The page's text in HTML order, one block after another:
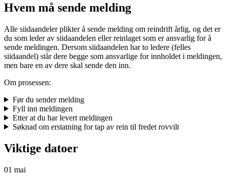
Hvem må sende melding
Alle siidaandeler plikter å sende melding om reindrift årlig, og det er
du som leder av siidaandelen eller reinlaget som er ansvarlig for å
sende meldingen. Dersom siidaandelen har to ledere (felles
siidaandel) står dere begge som ansvarlige for innholdet i meldingen,
men bare en av dere skal sende den inn.
Om prosessen:
Før du sender melding
Fyll inn meldingen
Etter at du har levert meldingen
Søknad om erstatning for tap av rein til fredet rovvilt
Viktige datoer
01 mai